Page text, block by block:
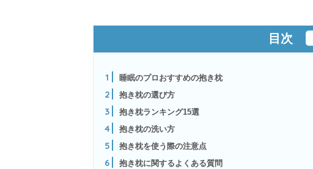
目次
1 睡眠のプロおすすめの抱き枕
2 抱き枕の選び方
3 抱き枕ランキング15選
4 抱き枕の洗い方
5 抱き枕を使う際の注意点
6 抱き枕に関するよくある質問